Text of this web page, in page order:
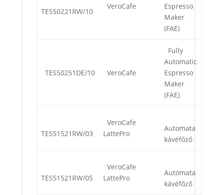
TES50221RW/10
VeroCafe
Espresso
Maker
(FAE)
TES50251DE/10 VeroCafe
Fully
Automatic
Espresso
Maker
(FAE)
TES51521RW/03
VeroCafe
LattePro
Automata
kávéfőző
TES51521RW/05
VeroCafe
LattePro
Automata
kávéfőző